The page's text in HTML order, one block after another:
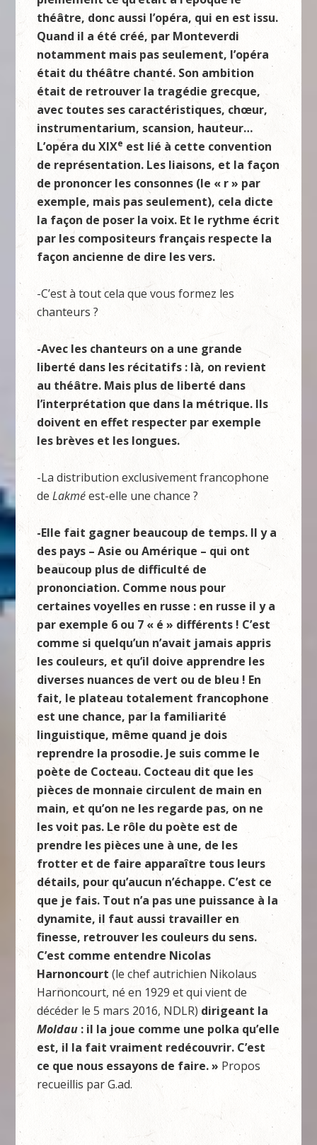
théâtre, donc aussi l’opéra, qui en est issu.
Quand il a été créé, par Monteverdi
notamment mais pas seulement, l’opéra
était du théâtre chanté. Son ambition
était de retrouver la tragédie grecque,
avec toutes ses caractéristiques, chœur,
instrumentarium, scansion, hauteur…
L’opéra du XIXe est lié à cette convention
de représentation. Les liaisons, et la façon
de prononcer les consonnes (le « r » par
exemple, mais pas seulement), cela dicte
la façon de poser la voix. Et le rythme écrit
par les compositeurs français respecte la
façon ancienne de dire les vers.
-C’est à tout cela que vous formez les
chanteurs ?
-Avec les chanteurs on a une grande
liberté dans les récitatifs : là, on revient
au théâtre. Mais plus de liberté dans
l’interprétation que dans la métrique. Ils
doivent en effet respecter par exemple
les brèves et les longues.
-La distribution exclusivement francophone
deLakméest-elle une chance ?
-Elle fait gagner beaucoup de temps. Il y a
des pays – Asie ou Amérique – qui ont
beaucoup plus de difficulté de
prononciation. Comme nous pour
certaines voyelles en russe : en russe il y a
par exemple 6 ou 7 « é » différents ! C’est
comme si quelqu’un n’avait jamais appris
les couleurs, et qu’il doive apprendre les
diverses nuances de vert ou de bleu ! En
fait, le plateau totalement francophone
est une chance, par la familiarité
linguistique, même quand je dois
reprendre la prosodie. Je suis comme le
poète de Cocteau. Cocteau dit que les
pièces de monnaie circulent de main en
main, et qu’on ne les regarde pas, on ne
les voit pas. Le rôle du poète est de
prendre les pièces une à une, de les
frotter et de faire apparaître tous leurs
détails, pour qu’aucun n’échappe. C’est ce
que je fais. Tout n’a pas une puissance à la
dynamite, il faut aussi travailler en
finesse, retrouver les couleurs du sens.
C’est comme entendre Nicolas
Harnoncourt(le chef autrichien Nikolaus
Harnoncourt, né en 1929 et qui vient de
décéder le 5 mars 2016, NDLR) dirigeant la
Moldau : il la joue comme une polka qu’elle
est, il la fait vraiment redécouvrir. C’est
ce que nous essayons de faire. » Propos
recueillis par G.ad.